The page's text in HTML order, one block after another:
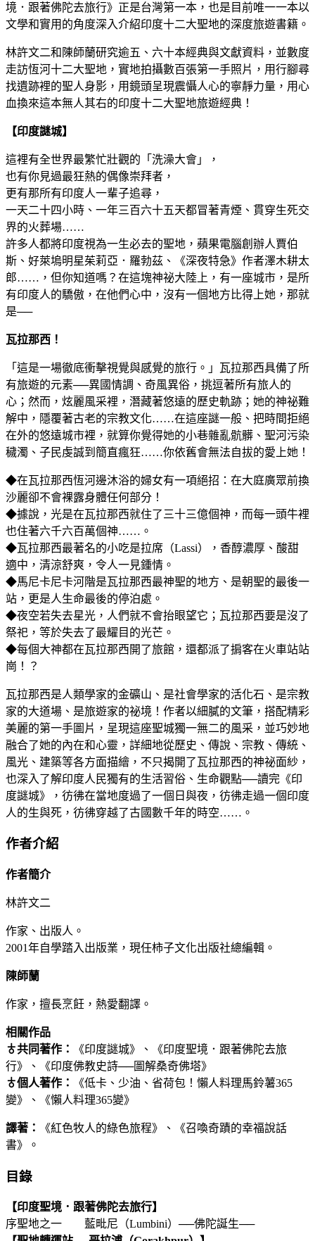
境．跟著佛陀去旅行》正是台灣第一本，也是目前唯一一本以
文學和實用的角度深入介紹印度十二大聖地的深度旅遊書籍。
林許文二和陳師蘭研究逾五、六十本經典與文獻資料，並數度
走訪恆河十二大聖地，實地拍攝數百張第一手照片，用行腳尋
找遺跡裡的聖人身影，用鏡頭呈現震懾人心的寧靜力量，用心
血換來這本無人其右的印度十二大聖地旅遊經典！
【印度謎城】
這裡有全世界最繁忙壯觀的「洗澡大會」，
也有你見過最狂熱的偶像崇拜者，
更有那所有印度人一輩子追尋，
一天二十四小時、一年三百六十五天都冒著青煙、貫穿生死交
界的火葬場……
許多人都將印度視為一生必去的聖地，蘋果電腦創辦人賈伯
斯、好萊塢明星茱莉亞．羅勃茲、《深夜特急》作者澤木耕太
郎……，但你知道嗎？在這塊神祕大陸上，有一座城市，是所
有印度人的驕傲，在他們心中，沒有一個地方比得上她，那就
是──
瓦拉那西！
「這是一場徹底衝擊視覺與感覺的旅行。」瓦拉那西具備了所
有旅遊的元素──異國情調、奇風異俗，挑逗著所有旅人的
心；然而，炫麗風采裡，潛藏著悠遠的歷史軌跡；她的神祕難
解中，隱覆著古老的宗教文化……在這座謎一般、把時間拒絕
在外的悠遠城市裡，就算你覺得她的小巷雜亂骯髒、聖河污染
穢濁、子民虔誠到簡直瘋狂……你依舊會無法自拔的愛上她！
◆在瓦拉那西恆河邊沐浴的婦女有一項絕招：在大庭廣眾前換
沙麗卻不會裸露身體任何部分！
◆據說，光是在瓦拉那西就住了三十三億個神，而每一頭牛裡
也住著六千六百萬個神……。
◆瓦拉那西最著名的小吃是拉席（Lassi），香醇濃厚、酸甜
適中，清涼舒爽，令人一見鍾情。
◆馬尼卡尼卡河階是瓦拉那西最神聖的地方、是朝聖的最後一
站，更是人生命最後的停泊處。
◆夜空若失去星光，人們就不會抬眼望它；瓦拉那西要是沒了
祭祀，等於失去了最耀目的光芒。
◆每個大神都在瓦拉那西開了旅館，還都派了掮客在火車站站
崗！？
瓦拉那西是人類學家的金礦山、是社會學家的活化石、是宗教
家的大道場、是旅遊家的祕境！作者以細膩的文筆，搭配精彩
美麗的第一手圖片，呈現這座聖城獨一無二的風采，並巧妙地
融合了她的內在和心靈，詳細地從歷史、傳說、宗教、傳統、
風光、建築等各方面描繪，不只揭開了瓦拉那西的神祕面紗，
也深入了解印度人民獨有的生活習俗、生命觀點──讀完《印
度謎城》，彷彿在當地度過了一個日與夜，彷彿走過一個印度
人的生與死，彷彿穿越了古國數千年的時空……。
作者介紹
作者簡介
林許文二
作家、出版人。
2001年自學踏入出版業，現任柿子文化出版社總編輯。
陳師蘭
作家，擅長烹飪，熱愛翻譯。
相關作品
♁共同著作：
《印度謎城》、《印度聖境．跟著佛陀去旅
行》、《印度佛教史詩──圖解桑奇佛塔》
♁個人著作：
《低卡、少油、省荷包！懶人料理馬鈴薯365
變》、《懶人料理365變》
譯著：
《紅色牧人的綠色旅程》、《召喚奇蹟的幸福說話
書》。
目錄
【印度聖境．跟著佛陀去旅行】
序聖地之一 藍毗尼（Lumbini）──佛陀誕生──